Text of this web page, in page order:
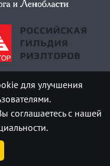
для улучшения
соглашаетесь с нашей